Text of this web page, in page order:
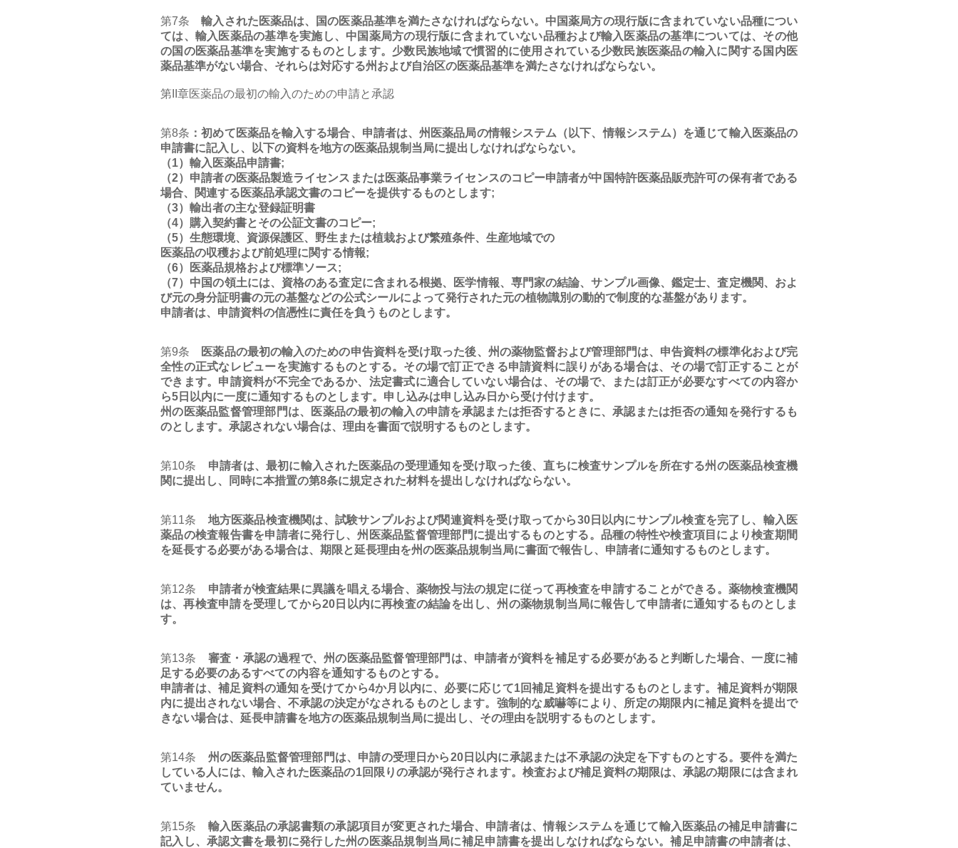
第7条 輸入された医薬品は、国の医薬品基準を満たさなければならない。中国薬局方の現行版に含まれていない品種につい
ては、輸入医薬品の基準を実施し、中国薬局方の現行版に含まれていない品種および輸入医薬品の基準については、その他
の国の医薬品基準を実施するものとします。少数民族地域で慣習的に使用されている少数民族医薬品の輸入に関する国内医
薬品基準がない場合、それらは対応する州および自治区の医薬品基準を満たさなければならない。
第II章医薬品の最初の輸入のための申請と承認
第8条 ：初めて医薬品を輸入する場合、申請者は、州医薬品局の情報システム（以下、情報システム）を通じて輸入医薬品の
申請書に記入し、以下の資料を地方の医薬品規制当局に提出しなければならない。
（1）輸入医薬品申請書;
（2）申請者の医薬品製造ライセンスまたは医薬品事業ライセンスのコピー申請者が中国特許医薬品販売許可の保有者である
場合、関連する医薬品承認文書のコピーを提供するものとします;
（3）輸出者の主な登録証明書
（4）購入契約書とその公証文書のコピー;
（5）生態環境、資源保護区、野生または植栽および繁殖条件、生産地域での
医薬品の収穫および前処理に関する情報;
（6）医薬品規格および標準ソース;
（7）中国の領土には、資格のある査定に含まれる根拠、医学情報、専門家の結論、サンプル画像、鑑定士、査定機関、およ
び元の身分証明書の元の基盤などの公式シールによって発行された元の植物識別の動的で制度的な基盤があります。
申請者は、申請資料の信憑性に責任を負うものとします。
第9条 医薬品の最初の輸入のための申告資料を受け取った後、州の薬物監督および管理部門は、申告資料の標準化および完
全性の正式なレビューを実施するものとする。その場で訂正できる申請資料に誤りがある場合は、その場で訂正することが
できます。申請資料が不完全であるか、法定書式に適合していない場合は、その場で、または訂正が必要なすべての内容か
ら5日以内に一度に通知するものとします。申し込みは申し込み日から受け付けます。
州の医薬品監督管理部門は、医薬品の最初の輸入の申請を承認または拒否するときに、承認または拒否の通知を発行するも
のとします。承認されない場合は、理由を書面で説明するものとします。
第10条 申請者は、最初に輸入された医薬品の受理通知を受け取った後、直ちに検査サンプルを所在する州の医薬品検査機
関に提出し、同時に本措置の第8条に規定された材料を提出しなければならない。
第11条 地方医薬品検査機関は、試験サンプルおよび関連資料を受け取ってから30日以内にサンプル検査を完了し、輸入医
薬品の検査報告書を申請者に発行し、州医薬品監督管理部門に提出するものとする。品種の特性や検査項目により検査期間
を延長する必要がある場合は、期限と延長理由を州の医薬品規制当局に書面で報告し、申請者に通知するものとします。
第12条 申請者が検査結果に異議を唱える場合、薬物投与法の規定に従って再検査を申請することができる。薬物検査機関
は、再検査申請を受理してから20日以内に再検査の結論を出し、州の薬物規制当局に報告して申請者に通知するものとしま
す。
第13条 審査・承認の過程で、州の医薬品監督管理部門は、申請者が資料を補足する必要があると判断した場合、一度に補
足する必要のあるすべての内容を通知するものとする。
申請者は、補足資料の通知を受けてから4か月以内に、必要に応じて1回補足資料を提出するものとします。補足資料が期限
内に提出されない場合、不承認の決定がなされるものとします。強制的な威嚇等により、所定の期限内に補足資料を提出で
きない場合は、延長申請書を地方の医薬品規制当局に提出し、その理由を説明するものとします。
第14条 州の医薬品監督管理部門は、申請の受理日から20日以内に承認または不承認の決定を下すものとする。要件を満た
している人には、輸入された医薬品の1回限りの承認が発行されます。検査および補足資料の期限は、承認の期限には含まれ
ていません。
第15条 輸入医薬品の承認書類の承認項目が変更された場合、申請者は、情報システムを通じて輸入医薬品の補足申請書に
記入し、承認文書を最初に発行した州の医薬品規制当局に補足申請書を提出しなければならない。補足申請書の申請者は、